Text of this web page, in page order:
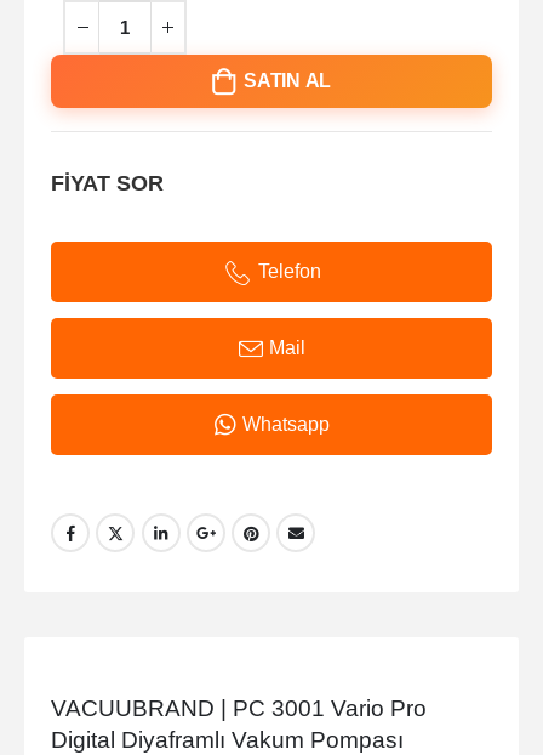
SATIN AL
FİYAT SOR
Telefon
Mail
Whatsapp
VACUUBRAND | PC 3001 Vario Pro
Digital Diyaframlı Vakum Pompası